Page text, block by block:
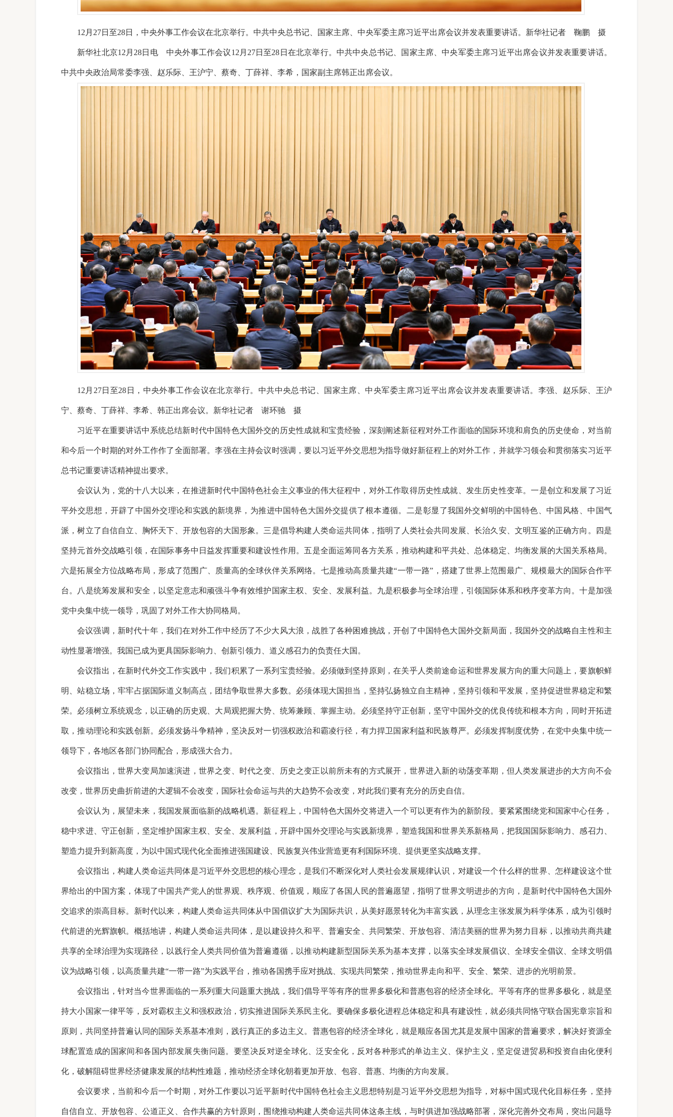
12月27日至28日，中央外事工作会议在北京举行。中共中央总书记、国家主席、中央军委主席习近平出席会议并发表重要讲话。 新华社记者 鞠鹏 摄
新华社北京12月28日电 中央外事工作会议12月27日至28日在北京举行。中共中央总书记、国家主席、中央军委主席习近平出席会议并发表重要讲话。
中共中央政治局常委李强、赵乐际、王沪宁、蔡奇、丁薛祥、李希，国家副主席韩正出席会议。
12月27日至28日，中央外事工作会议在北京举行。中共中央总书记、国家主席、中央军委主席习近平出席会议并发表重要讲话。李强、赵乐际、王沪
宁、蔡奇、丁薛祥、李希、韩正出席会议。 新华社记者 谢环驰 摄
习近平在重要讲话中系统总结新时代中国特色大国外交的历史性成就和宝贵经验，深刻阐述新征程对外工作面临的国际环境和肩负的历史使命，对当前
和今后一个时期的对外工作作了全面部署。李强在主持会议时强调，要以习近平外交思想为指导做好新征程上的对外工作，并就学习领会和贯彻落实习近平
总书记重要讲话精神提出要求。
会议认为，党的十八大以来，在推进新时代中国特色社会主义事业的伟大征程中，对外工作取得历史性成就、发生历史性变革。一是创立和发展了习近
平外交思想，开辟了中国外交理论和实践的新境界，为推进中国特色大国外交提供了根本遵循。二是彰显了我国外交鲜明的中国特色、中国风格、中国气
派，树立了自信自立、胸怀天下、开放包容的大国形象。三是倡导构建人类命运共同体，指明了人类社会共同发展、长治久安、文明互鉴的正确方向。四是
坚持元首外交战略引领，在国际事务中日益发挥重要和建设性作用。五是全面运筹同各方关系，推动构建和平共处、总体稳定、均衡发展的大国关系格局。
六是拓展全方位战略布局，形成了范围广、质量高的全球伙伴关系网络。七是推动高质量共建“一带一路”，搭建了世界上范围最广、规模最大的国际合作平
台。八是统筹发展和安全，以坚定意志和顽强斗争有效维护国家主权、安全、发展利益。九是积极参与全球治理，引领国际体系和秩序变革方向。十是加强
党中央集中统一领导，巩固了对外工作大协同格局。
会议强调，新时代十年，我们在对外工作中经历了不少大风大浪，战胜了各种困难挑战，开创了中国特色大国外交新局面，我国外交的战略自主性和主
动性显著增强。我国已成为更具国际影响力、创新引领力、道义感召力的负责任大国。
会议指出，在新时代外交工作实践中，我们积累了一系列宝贵经验。必须做到坚持原则，在关乎人类前途命运和世界发展方向的重大问题上，要旗帜鲜
明、站稳立场，牢牢占据国际道义制高点，团结争取世界大多数。必须体现大国担当，坚持弘扬独立自主精神，坚持引领和平发展，坚持促进世界稳定和繁
荣。必须树立系统观念，以正确的历史观、大局观把握大势、统筹兼顾、掌握主动。必须坚持守正创新，坚守中国外交的优良传统和根本方向，同时开拓进
取，推动理论和实践创新。必须发扬斗争精神，坚决反对一切强权政治和霸凌行径，有力捍卫国家利益和民族尊严。必须发挥制度优势，在党中央集中统一
领导下，各地区各部门协同配合，形成强大合力。
会议指出，世界大变局加速演进，世界之变、时代之变、历史之变正以前所未有的方式展开，世界进入新的动荡变革期，但人类发展进步的大方向不会
改变，世界历史曲折前进的大逻辑不会改变，国际社会命运与共的大趋势不会改变，对此我们要有充分的历史自信。
会议认为，展望未来，我国发展面临新的战略机遇。新征程上，中国特色大国外交将进入一个可以更有作为的新阶段。要紧紧围绕党和国家中心任务，
稳中求进、守正创新，坚定维护国家主权、安全、发展利益，开辟中国外交理论与实践新境界，塑造我国和世界关系新格局，把我国国际影响力、感召力、
塑造力提升到新高度，为以中国式现代化全面推进强国建设、民族复兴伟业营造更有利国际环境、提供更坚实战略支撑。
会议指出，构建人类命运共同体是习近平外交思想的核心理念，是我们不断深化对人类社会发展规律认识，对建设一个什么样的世界、怎样建设这个世
界给出的中国方案，体现了中国共产党人的世界观、秩序观、价值观，顺应了各国人民的普遍愿望，指明了世界文明进步的方向，是新时代中国特色大国外
交追求的崇高目标。新时代以来，构建人类命运共同体从中国倡议扩大为国际共识，从美好愿景转化为丰富实践，从理念主张发展为科学体系，成为引领时
代前进的光辉旗帜。概括地讲，构建人类命运共同体，是以建设持久和平、普遍安全、共同繁荣、开放包容、清洁美丽的世界为努力目标，以推动共商共建
共享的全球治理为实现路径，以践行全人类共同价值为普遍遵循，以推动构建新型国际关系为基本支撑，以落实全球发展倡议、全球安全倡议、全球文明倡
议为战略引领，以高质量共建“一带一路”为实践平台，推动各国携手应对挑战、实现共同繁荣，推动世界走向和平、安全、繁荣、进步的光明前景。
会议指出，针对当今世界面临的一系列重大问题重大挑战，我们倡导平等有序的世界多极化和普惠包容的经济全球化。平等有序的世界多极化，就是坚
持大小国家一律平等，反对霸权主义和强权政治，切实推进国际关系民主化。要确保多极化进程总体稳定和具有建设性，就必须共同恪守联合国宪章宗旨和
原则，共同坚持普遍认同的国际关系基本准则，践行真正的多边主义。普惠包容的经济全球化，就是顺应各国尤其是发展中国家的普遍要求，解决好资源全
球配置造成的国家间和各国内部发展失衡问题。要坚决反对逆全球化、泛安全化，反对各种形式的单边主义、保护主义，坚定促进贸易和投资自由化便利
化，破解阻碍世界经济健康发展的结构性难题，推动经济全球化朝着更加开放、包容、普惠、均衡的方向发展。
会议要求，当前和今后一个时期，对外工作要以习近平新时代中国特色社会主义思想特别是习近平外交思想为指导，对标中国式现代化目标任务，坚持
自信自立、开放包容、公道正义、合作共赢的方针原则，围绕推动构建人类命运共同体这条主线，与时俱进加强战略部署，深化完善外交布局，突出问题导